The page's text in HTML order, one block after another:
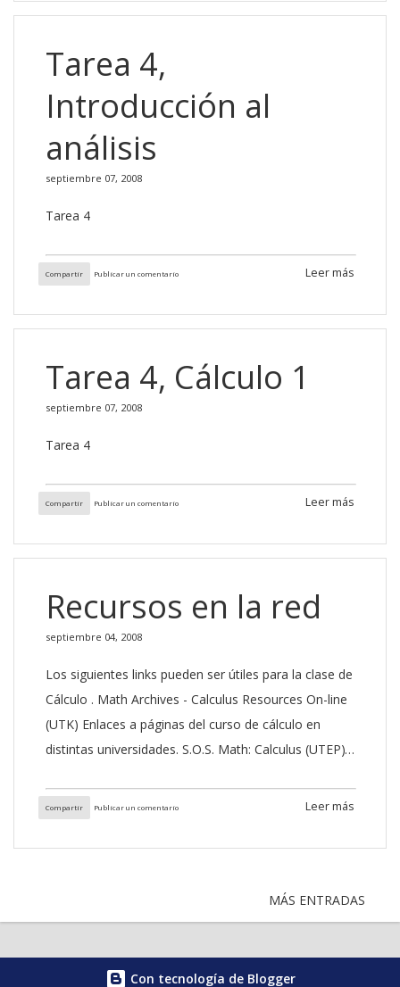
Tarea 4,
Introducción al
análisis
septiembre 07, 2008
Tarea 4
Compartir Publicar un comentario Leer más
Tarea 4, Cálculo 1
septiembre 07, 2008
Tarea 4
Compartir Publicar un comentario Leer más
Recursos en la red
septiembre 04, 2008
Los siguientes links pueden ser útiles para la clase de
Cálculo . Math Archives - Calculus Resources On-line
(UTK) Enlaces a páginas del curso de cálculo en
distintas universidades. S.O.S. Math: Calculus (UTEP)
y ejercicios. Calculus Online Homepage (UBC) Incluye
programas en Java sobre graficación de funciones,
tangentes, cálculo de derivadas y aproximaciones.
Compartir Publicar un comentario Leer más
MÁS ENTRADAS
Con tecnología de Blogger